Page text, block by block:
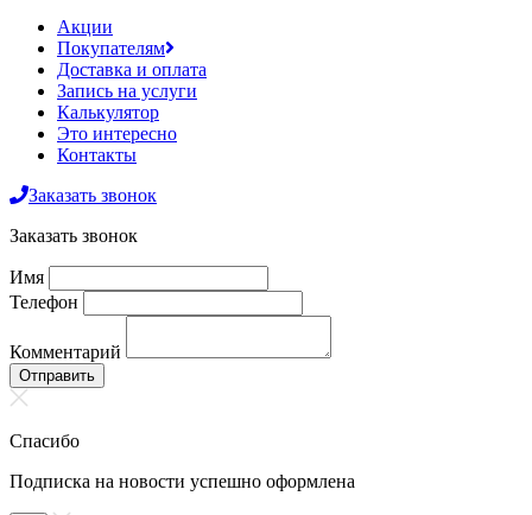
Акции
Покупателям
Доставка и оплата
Запись на услуги
Калькулятор
Это интересно
Контакты
Заказать звонок
Заказать звонок
Имя
Телефон
Комментарий
Отправить
Спасибо
Подписка на новости успешно оформлена